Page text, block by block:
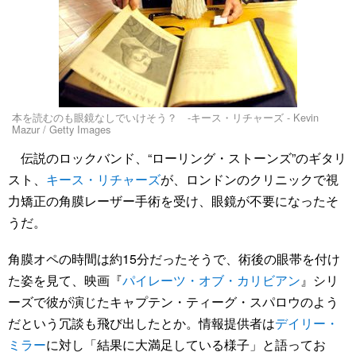
本を読むのも眼鏡なしでいけそう？ -キース・リチャーズ - Kevin
Mazur / Getty Images
伝説のロックバンド、“ローリング・ストーンズ”のギタリ
スト、 キース・リチャーズが、ロンドンのクリニックで視
力矯正の角膜レーザー手術を受け、眼鏡が不要になったそ
うだ。
角膜オペの時間は約15分だったそうで、術後の眼帯を付け
た姿を見て、映画『パイレーツ・オブ・カリビアン』シリ
ーズで彼が演じたキャプテン・ティーグ・スパロウのよう
だという冗談も飛び出したとか。情報提供者はデイリー・
ミラーに対し「結果に大満足している様子」と語ってお